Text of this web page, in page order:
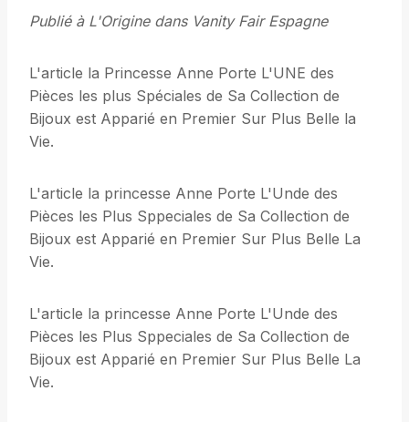
Publié à L'Origine dans Vanity Fair Espagne
L'article la Princesse Anne Porte L'UNE des
Pièces les plus Spéciales de Sa Collection de
Bijoux est Apparié en Premier Sur Plus Belle la
Vie.
L'article la princesse Anne Porte L'Unde des
Pièces les Plus Sppeciales de Sa Collection de
Bijoux est Apparié en Premier Sur Plus Belle La
Vie.
L'article la princesse Anne Porte L'Unde des
Pièces les Plus Sppeciales de Sa Collection de
Bijoux est Apparié en Premier Sur Plus Belle La
Vie.